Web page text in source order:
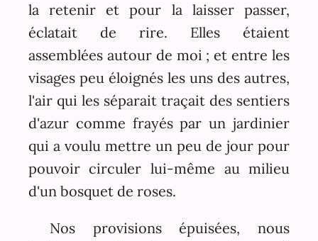
la retenir et pour la laisser passer,
éclatait de rire. Elles étaient
assemblées autour de moi ; et entre les
visages peu éloignés les uns des autres,
l'air qui les séparait traçait des sentiers
d'azur comme frayés par un jardinier
qui a voulu mettre un peu de jour pour
pouvoir circuler lui-même au milieu
d'un bosquet de roses.
Nos provisions épuisées, nous